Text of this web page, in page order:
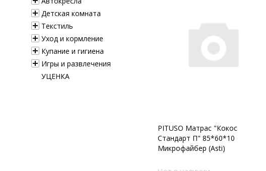
Детская комната
Текстиль
Уход и кормление
Купание и гигиена
Игры и развлечения
УЦЕНКА
PITUSO Матрас "Кокос
Стандарт П" 85*60*10
Микрофайбер (Asti)